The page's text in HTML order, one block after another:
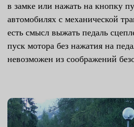
в замке или нажать на кнопку
автомобилях с механической
есть смысл выжать педаль
пуск мотора без нажатия на
невозможен из соображений